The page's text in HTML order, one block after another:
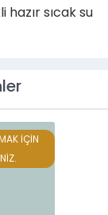
sıcak su
İÇİN